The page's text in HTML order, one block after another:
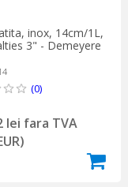
inox, 14cm/1L,
3" - Demeyere
(0)
lei fara TVA